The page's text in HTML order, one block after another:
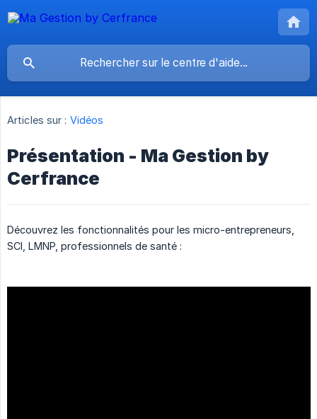
Articles sur : Vidéos
Présentation - Ma Gestion by
Cerfrance
Découvrez les fonctionnalités pour les micro-entrepreneurs,
SCI, LMNP, professionnels de santé :